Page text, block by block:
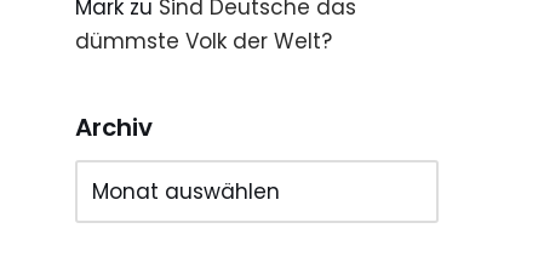
Mark zu Sind Deutsche das
dümmste Volk der Welt?
Archiv